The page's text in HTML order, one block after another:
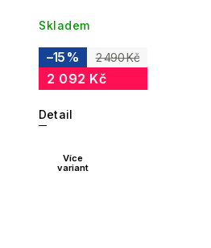
Skladem
2 490 Kč
–15 %
2 092 Kč
Detail
Více
variant